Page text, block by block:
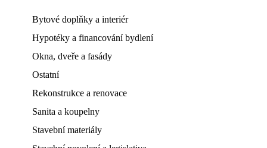
Bytové doplňky a interiér
Hypotéky a financování bydlení
Okna, dveře a fasády
Ostatní
Rekonstrukce a renovace
Sanita a koupelny
Stavební materiály